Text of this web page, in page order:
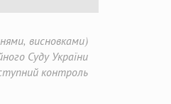
висновками)
Суду України
контроль